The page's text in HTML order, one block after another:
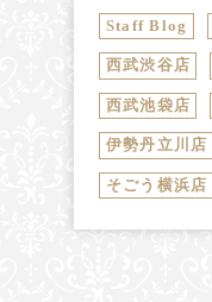
Staff Blog
西武渋谷店
西武池袋店
伊勢丹立川店
そごう横浜店